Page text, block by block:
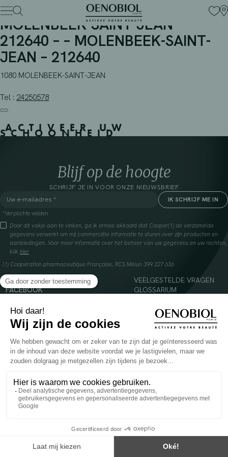
Skip
to
content
APOTHEEK HERZEEL –
MOLENBEEK-SAINT-JEAN –
212640 – – MOLENBEEK-SAINT-
JEAN – 212640
1080 MOLENBEEK-SAINT-JEAN
Tel : 24250578
ACTIVEER UW
SCHOONHEID
Blijf op de hoogte
SCHRIJF JE IN VOOR ONZE NIEUWSBRIEF
*Verplichte velden
Door dit vakje aan te vinken, ga ik ermee akkoord dat Cooper(1) de verzamelde
gegevens verwerkt om mij commerciële informatie te sturen over zijn producten en
aanbiedingen. Voor meer informatie over het beheer van uw gegevens en uw rechten,
klik hier
(1) Coopération pharmaceutique Française, RCS Melun 399 227 636
INSTAGRAM
FACEBOOK
YOUTUBE
VEELGESTELDE VRAGEN
GLOSSARIUM
© 2024 Oenobiol Paris
Voedingssupplement dat moet worden geconsumeerd als onderdeel van een gevarieerde,
overschrijden. Enkel voor volwassenen, buiten het bereik van kinderen houden.